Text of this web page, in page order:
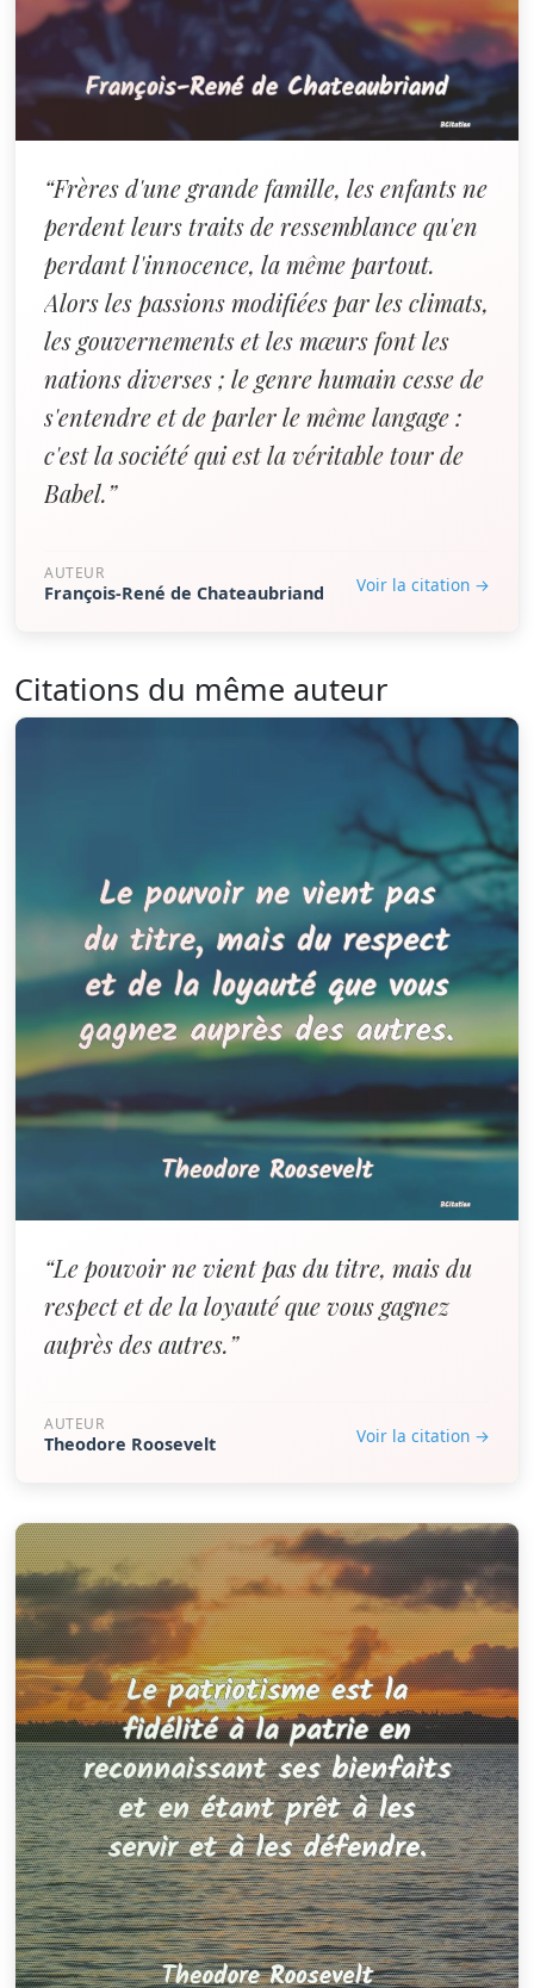
“Frères d'une grande famille, les enfants ne
perdent leurs traits de ressemblance qu'en
perdant l'innocence, la même partout.
Alors les passions modifiées par les climats,
les gouvernements et les mœurs font les
nations diverses ; le genre humain cesse de
s'entendre et de parler le même langage :
c'est la société qui est la véritable tour de
Babel.”
AUTEUR
François-René de Chateaubriand Voir la citation →
Citations du même auteur
“Le pouvoir ne vient pas du titre, mais du
respect et de la loyauté que vous gagnez
auprès des autres.”
AUTEUR
Theodore Roosevelt Voir la citation →